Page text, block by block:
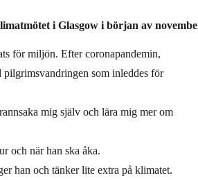
i Glasgow i början av
för miljön. Efter coronapandemin,
pilgrimsvandringen som inleddes för
mig själv och lära mig mer om
och när han ska åka.
han och tänker lite extra på klimatet.